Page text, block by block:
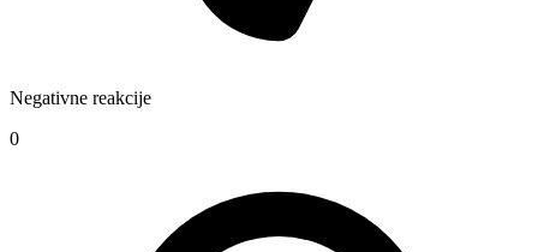
Negativne reakcije
0